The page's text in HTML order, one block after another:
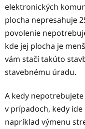
elektronických
plocha nepresahuje
povolenie
kde jej plocha je
vám stačí takúto
stavebnému úradu.
A kedy
v prípadoch, kedy
napríklad výmenu